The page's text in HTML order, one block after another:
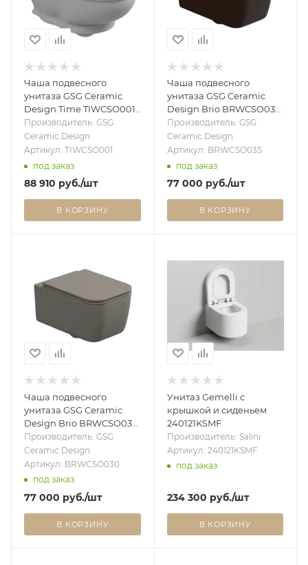
Чаша подвесного
унитаза GSG Ceramic
Design Time TIWCSO001,
белый матовый
TIWCSO001
Производитель: GSG
Ceramic Design
Артикул: TIWCSO001
под заказ
88 910 руб./шт
В КОРЗИНУ
Чаша подвесного
унитаза GSG Ceramic
Design Brio BRWCSO035,
Cacao Matt BRWCSO035
Производитель: GSG
Ceramic Design
Артикул: BRWCSO035
под заказ
77 000 руб./шт
В КОРЗИНУ
Чаша подвесного
унитаза GSG Ceramic
Design Brio BRWCSO030,
Cashmere Matt
BRWCSO030
Производитель: GSG
Ceramic Design
Артикул: BRWCSO030
под заказ
77 000 руб./шт
В КОРЗИНУ
Унитаз Gemelli с
крышкой и сиденьем
240121KSMF
Производитель: Salini
Артикул: 240121KSMF
под заказ
234 300 руб./шт
В КОРЗИНУ